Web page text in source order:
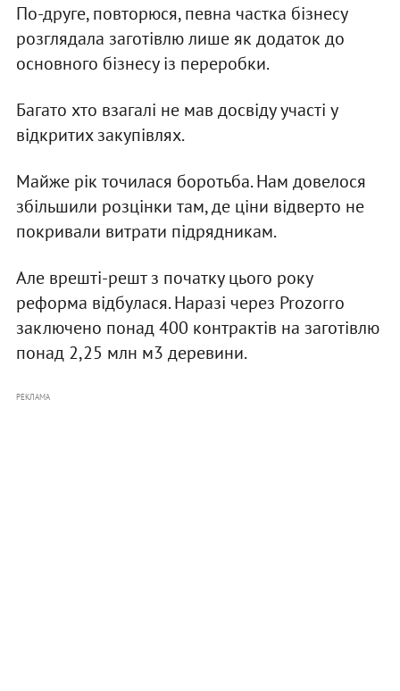
По-друге, повторюся, певна частка бізнесу
розглядала заготівлю лише як додаток до
основного бізнесу із переробки.
Багато хто взагалі не мав досвіду участі у
відкритих закупівлях.
Майже рік точилася боротьба. Нам довелося
збільшили розцінки там, де ціни відверто не
покривали витрати підрядникам.
Але врешті-решт з початку цього року
реформа відбулася. Наразі через Prozorro
заключено понад 400 контрактів на заготівлю
понад 2,25 млн м3 деревини.
РЕКЛАМА